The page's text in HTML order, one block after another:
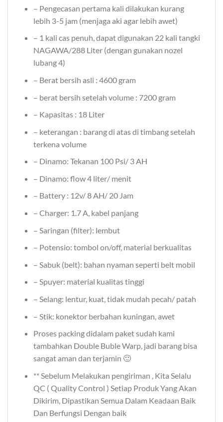
– Pengecasan pertama kali dilakukan kurang
lebih 3-5 jam (menjaga aki agar lebih awet)
– 1 kali cas penuh, dapat digunakan 22 kali tangki
NAGAWA/288 Liter (dengan gunakan nozel
lubang 4)
– Berat bersih asli : 4600 gram
– berat bersih setelah volume : 7200 gram
– Kapasitas : 18 Liter
– keterangan : barang di atas di timbang setelah
terkena volume
– Dinamo: Tekanan 100 Psi/ 3 AH
– Dinamo: flow 4 liter/ menit
– Battery : 12v/ 8 AH/ 20 Jam
– Charger: 1.7 A, kabel panjang
– Saringan (filter): lembut
– Potensio: tombol on/off, material berkualitas
– Sabuk (belt): bahan nyaman seperti belt mobil
– Spuyer: material kualitas tinggi
– Selang: lentur, kuat, tidak mudah pecah/ patah
– Stik: konektor berbahan kuningan, awet
Proses packing didalam paket sudah kami
tambahkan Double Buble Warp, jadi barang bisa
sangat aman dan terjamin 🙂
** Sebelum Melakukan pengiriman , Kita Selalu
QC ( Quality Control ) Setiap Produk Yang Akan
Dikirim, Dipastikan Semua Dalam Keadaan Baik
Dan Berfungsi Dengan baik